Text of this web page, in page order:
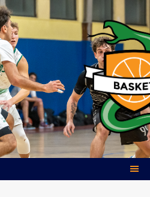
Skip
to
content